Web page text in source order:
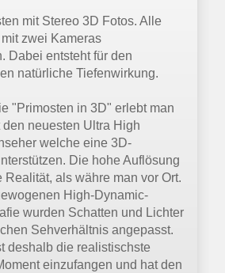
mit Stereo 3D Fotos. Alle
zwei Kameras
Dabei entsteht für den
natürliche Tiefenwirkung.
"Primosten in 3D" erlebt man
neuesten Ultra High
welche eine 3D-
Die hohe Auflösung
Realität, als währe man vor Ort.
High-Dynamic-
wurden Schatten und Lichter
Sehverhältnis angepasst.
deshalb die realistischste
einzufangen und hat den